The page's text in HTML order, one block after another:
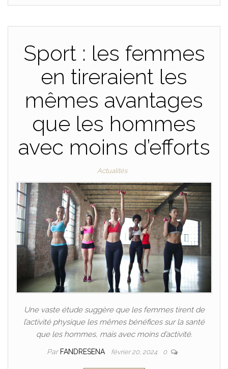
Sport : les femmes
en tireraient les
mêmes avantages
que les hommes
avec moins d’efforts
Actualités
Une vaste étude suggère que les femmes tirent de
l’activité physique les mêmes bénéfices sur la santé
que les hommes, mais avec moins d’activité.
Par FANDRESENA février 20, 2024 0